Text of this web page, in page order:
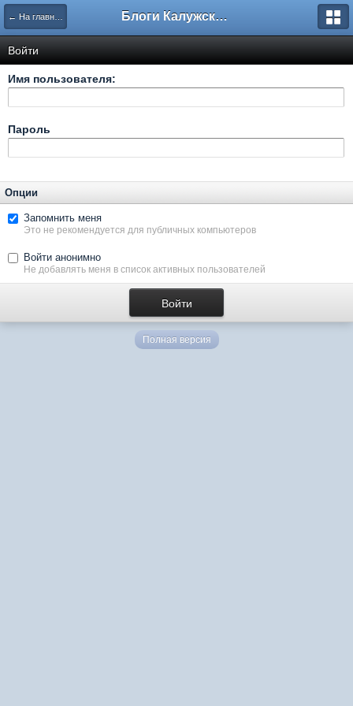
← На главную Блоги Калужского перекрестка
Войти
Имя пользователя:
Пароль
Опции
Запомнить меня
Это не рекомендуется для публичных компьютеров
Войти анонимно
Не добавлять меня в список активных пользователей
Полная версия